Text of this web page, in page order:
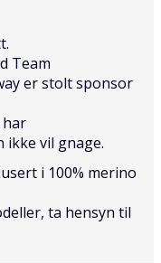
Team
er stolt sponsor
har
ikke vil gnage.
i 100% merino
ta hensyn til